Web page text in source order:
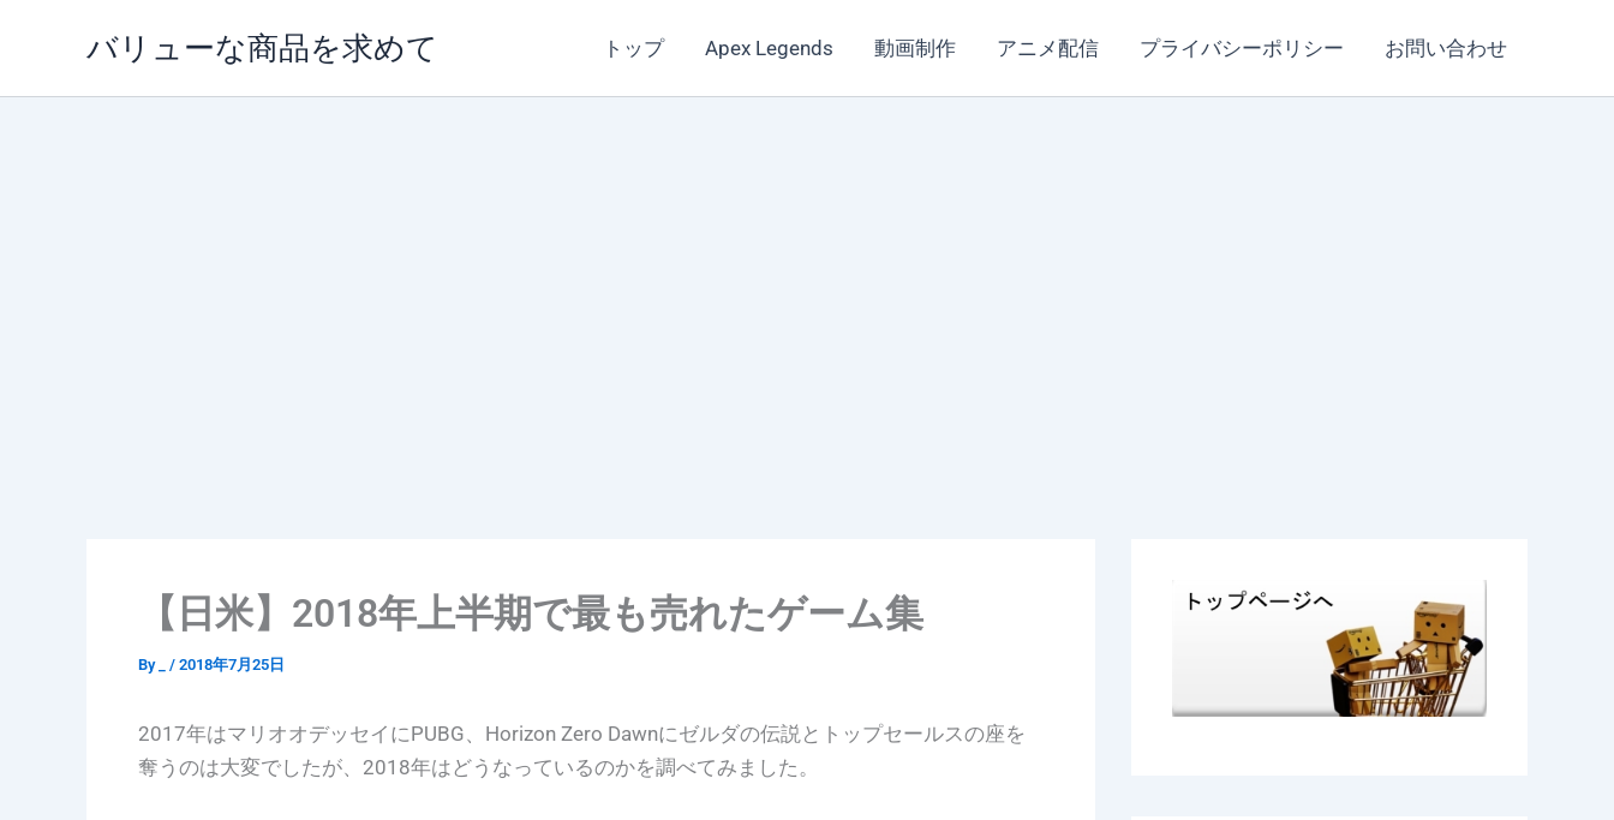
バリューな商品を求めて トップ Apex Legends 動画制作 アニメ配信 プライバシーポリシー お問い合わせ
【日米】2018年上半期で最も売れたゲーム集
By / 2018年7月25日
2017年はマリオオデッセイにPUBG、Horizon Zero Dawnにゼルダの伝説とトップセールスの座を
奪うのは大変でしたが、2018年はどうなっているのかを調べてみました。